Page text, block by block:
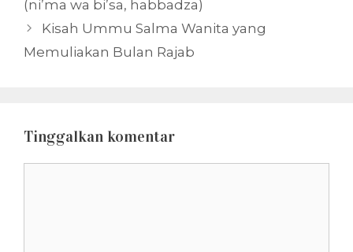
(ni’ma wa bi’sa, habbadza)
Kisah Ummu Salma Wanita yang
Memuliakan Bulan Rajab
Tinggalkan komentar